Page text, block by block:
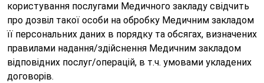
користування послугами Медичного закладу свідчить
про дозвіл такої особи на обробку Медичним закладом
її персональних даних в порядку та обсягах, визначених
правилами надання/здійснення Медичним закладом
відповідних послуг/операцій, в т.ч. умовами укладених
договорів.